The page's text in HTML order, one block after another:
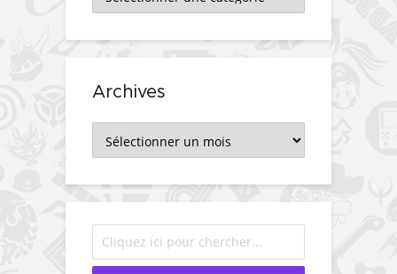
Archives